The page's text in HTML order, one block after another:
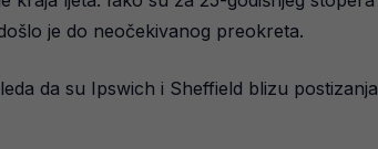
je do neočekivanog preokreta.
da su Ipswich i Sheffield blizu postizanja